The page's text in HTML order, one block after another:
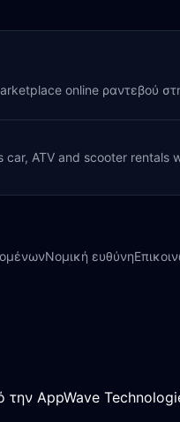
online ραντεβού
car, ATV and scooter
Νομική ευθύνη
την AppWave